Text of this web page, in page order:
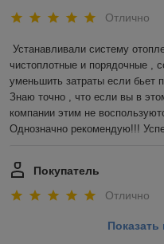
Отлично
Устанавливали систему
чистоплотные и порядочные ,
уменьшить затраты если бьет
Знаю точно , что если вы в
компании этим не
Однозначно рекомендую!!!
Покупатель
Отлично